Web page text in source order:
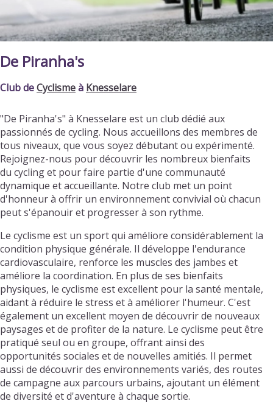
De Piranha's
Club deCyclismeà Knesselare
"De Piranha's" à Knesselare est un club dédié aux
passionnés de cycling. Nous accueillons des membres de
tous niveaux, que vous soyez débutant ou expérimenté.
Rejoignez-nous pour découvrir les nombreux bienfaits
du cycling et pour faire partie d'une communauté
dynamique et accueillante. Notre club met un point
d'honneur à offrir un environnement convivial où chacun
peut s'épanouir et progresser à son rythme.
Le cyclisme est un sport qui améliore considérablement la
condition physique générale. Il développe l'endurance
cardiovasculaire, renforce les muscles des jambes et
améliore la coordination. En plus de ses bienfaits
physiques, le cyclisme est excellent pour la santé mentale,
aidant à réduire le stress et à améliorer l'humeur. C'est
également un excellent moyen de découvrir de nouveaux
paysages et de profiter de la nature. Le cyclisme peut être
pratiqué seul ou en groupe, offrant ainsi des
opportunités sociales et de nouvelles amitiés. Il permet
aussi de découvrir des environnements variés, des routes
de campagne aux parcours urbains, ajoutant un élément
de diversité et d'aventure à chaque sortie.